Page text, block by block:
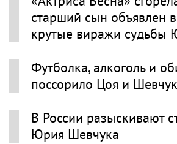
старший сын объявлен
крутые виражи судьбы
Футболка, алкоголь и
поссорило Цоя и
В России разыскивают
Юрия Шевчука